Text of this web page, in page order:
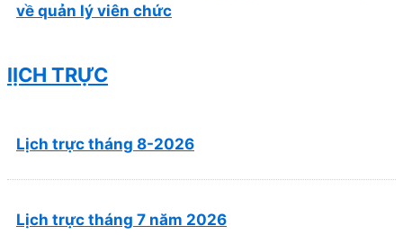
về quản lý viên chức
lỊCH TRỰC
Lịch trực tháng 8-2026
Lịch trực tháng 7 năm 2026